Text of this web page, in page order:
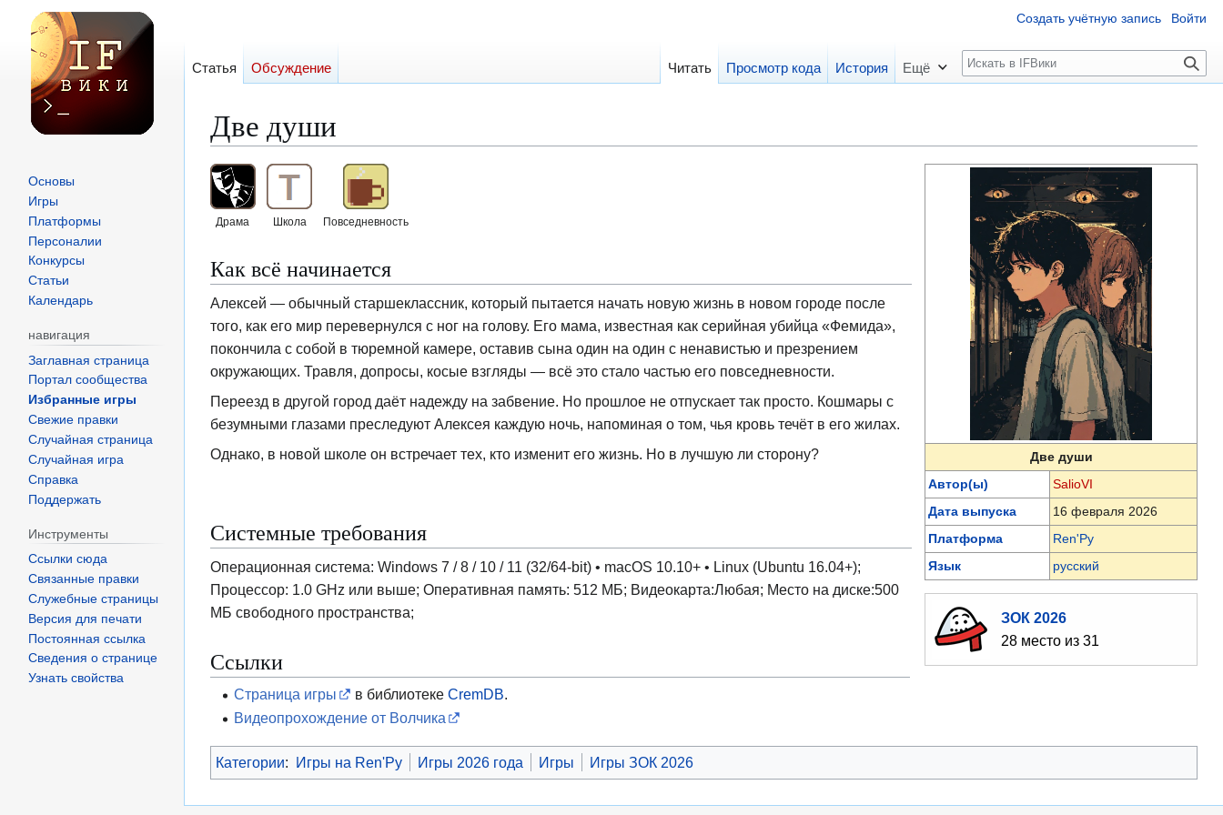
Две души
Перейти
навигации
Перейти
поиску
Две души
Автор(ы)
SalioVI
Дата выпуска
16 февраля 2026
Платформа
Ren'Py
Язык
русский
Драма Школа Повседневность
ЗОК 2026
28 место из 31
Как всё начинается
Алексей — обычный старшеклассник, который пытается начать новую жизнь в новом городе после
того, как его мир перевернулся с ног на голову. Его мама, известная как серийная убийца «Фемида»,
покончила с собой в тюремной камере, оставив сына один на один с ненавистью и презрением
окружающих. Травля, допросы, косые взгляды — всё это стало частью его повседневности.
Переезд в другой город даёт надежду на забвение. Но прошлое не отпускает так просто. Кошмары с
безумными глазами преследуют Алексея каждую ночь, напоминая о том, чья кровь течёт в его жилах.
Однако, в новой школе он встречает тех, кто изменит его жизнь. Но в лучшую ли сторону?
Системные требования
Операционная система: Windows 7 / 8 / 10 / 11 (32/64-bit) • macOS 10.10+ • Linux (Ubuntu 16.04+);
Процессор: 1.0 GHz или выше; Оперативная память: 512 МБ; Видеокарта:Любая; Место на диске:500
МБ свободного пространства;
Ссылки
Страница игры в библиотеке CremDB.
Видеопрохождение от Волчика
Категории: Игры на Ren'Py Игры 2026 года Игры Игры ЗОК 2026
Создать учётную запись Войти
Статья Обсуждение Читать Просмотр кода История Ещё
П
о
к
Основы
Игры
Платформы
Персоналии
Конкурсы
Статьи
Календарь
навигация
Заглавная страница
Портал сообщества
Избранные игры
Свежие правки
Случайная страница
Случайная игра
Справка
Поддержать
Инструменты
Ссылки сюда
Связанные правки
Служебные страницы
Версия для печати
Постоянная ссылка
Сведения о странице
Узнать свойства